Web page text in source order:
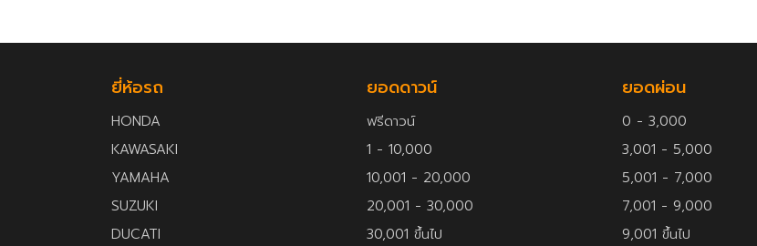
ยี่ห้อรถ
HONDA
KAWASAKI
YAMAHA
SUZUKI
DUCATI
ยอดดาวน์
ฟรีดาวน์
1 - 10,000
10,001 - 20,000
20,001 - 30,000
30,001 ขึ้นไป
ยอดผ่อน
0 - 3,000
3,001 - 5,000
5,001 - 7,000
7,001 - 9,000
9,001 ขึ้นไป